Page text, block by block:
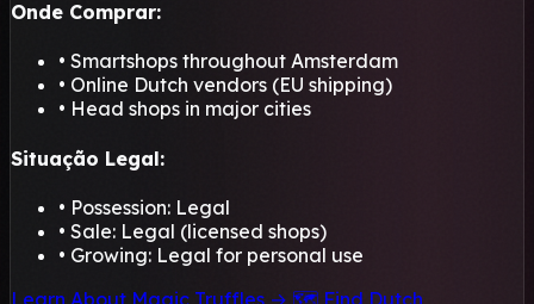
Onde Comprar:
• Smartshops throughout Amsterdam
• Online Dutch vendors (EU shipping)
• Head shops in major cities
Situação Legal:
• Possession: Legal
• Sale: Legal (licensed shops)
• Growing: Legal for personal use
Learn About Magic Truffles → 🗺️ Find Dutch